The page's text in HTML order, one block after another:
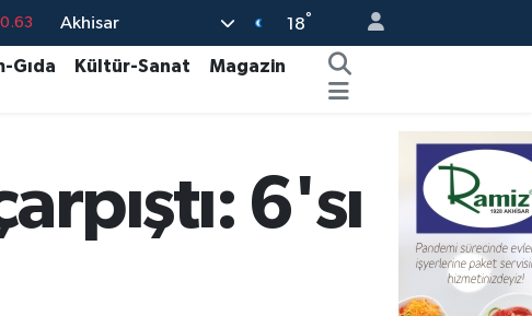
0.63
Akhisar 18°
Gıda Kültür-Sanat
Magazin
6'sı